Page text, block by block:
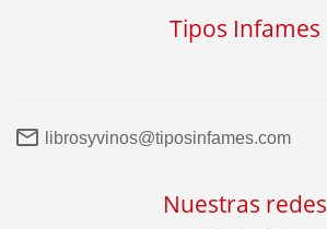
Tipos Infames
librosyvinos@tiposinfames.com
Nuestras redes